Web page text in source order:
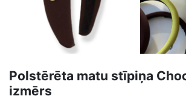
Polstērēta matu stīpiņa
izmērs